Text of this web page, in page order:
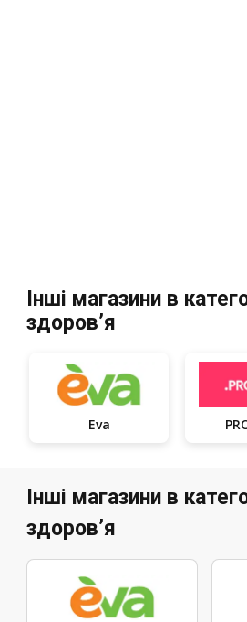
Інші магазини в
здоров’я
Eva
Інші магазини в
здоров’я